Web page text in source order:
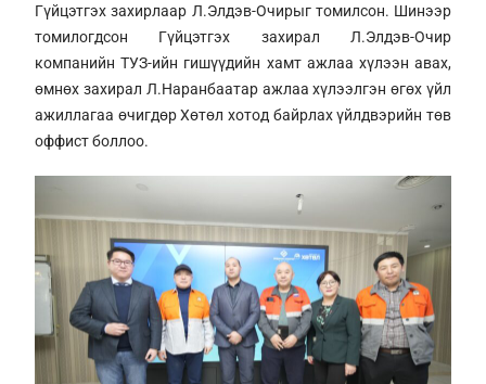
Гүйцэтгэх захирлаар Л.Элдэв-Очирыг томилсон. Шинээр
томилогдсон Гүйцэтгэх захирал Л.Элдэв-Очир
компанийн ТУЗ-ийн гишүүдийн хамт ажлаа хүлээн авах,
өмнөх захирал Л.Наранбаатар ажлаа хүлээлгэн өгөх үйл
ажиллагаа өчигдөр Хөтөл хотод байрлах үйлдвэрийн төв
оффист боллоо.